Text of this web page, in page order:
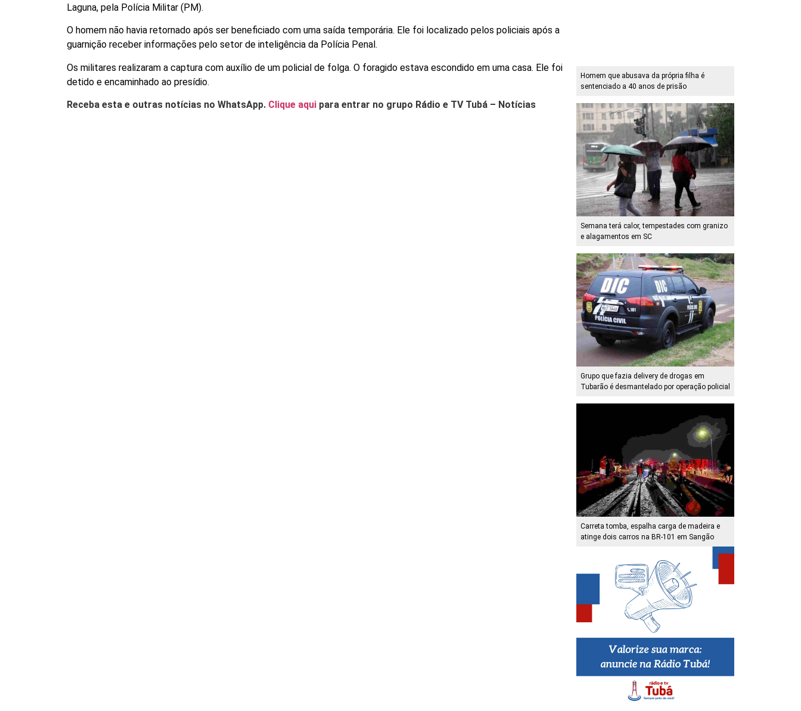
Laguna, pela Polícia Militar (PM).
O homem não havia retornado após ser beneficiado com uma saída temporária. Ele foi localizado pelos policiais após a
guarnição receber informações pelo setor de inteligência da Polícia Penal.
Os militares realizaram a captura com auxílio de um policial de folga. O foragido estava escondido em uma casa. Ele foi
detido e encaminhado ao presídio.
Receba esta e outras notícias no WhatsApp. Clique aqui para entrar no grupo Rádio e TV Tubá – Notícias
Homem que abusava da própria filha é
sentenciado a 40 anos de prisão
Semana terá calor, tempestades com granizo
e alagamentos em SC
Grupo que fazia delivery de drogas em
Tubarão é desmantelado por operação policial
Carreta tomba, espalha carga de madeira e
atinge dois carros na BR-101 em Sangão